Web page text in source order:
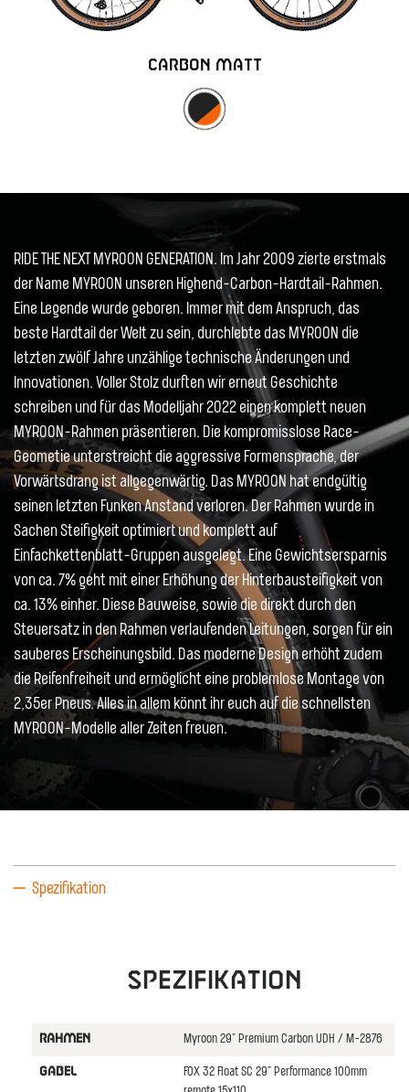
CARBON MATT
RIDE THE NEXT MYROON GENERATION. Im Jahr 2009 zierte erstmals
der Name MYROON unseren Highend-Carbon-Hardtail-Rahmen.
Eine Legende wurde geboren. Immer mit dem Anspruch, das
beste Hardtail der Welt zu sein, durchlebte das MYROON die
letzten zwölf Jahre unzählige technische Änderungen und
Innovationen. Voller Stolz durften wir erneut Geschichte
schreiben und für das Modelljahr 2022 einen komplett neuen
MYROON-Rahmen präsentieren. Die kompromisslose Race-
Geometie unterstreicht die aggressive Formensprache, der
Vorwärtsdrang ist allgegenwärtig. Das MYROON hat endgültig
seinen letzten Funken Anstand verloren. Der Rahmen wurde in
Sachen Steifigkeit optimiert und komplett auf
Einfachkettenblatt-Gruppen ausgelegt. Eine Gewichtsersparnis
von ca. 7% geht mit einer Erhöhung der Hinterbausteifigkeit von
ca. 13% einher. Diese Bauweise, sowie die direkt durch den
Steuersatz in den Rahmen verlaufenden Leitungen, sorgen für ein
sauberes Erscheinungsbild. Das moderne Design erhöht zudem
die Reifenfreiheit und ermöglicht eine problemlose Montage von
2,35er Pneus. Alles in allem könnt ihr euch auf die schnellsten
MYROON-Modelle aller Zeiten freuen.
Spezifikation
Spezifikation
RAHMEN Myroon 29" Premium Carbon UDH / M-2876
GABEL
FOX 32 Float SC 29" Performance 100mm